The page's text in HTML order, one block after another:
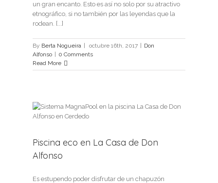
un gran encanto. Esto es así no solo por su atractivo
etnográfico, si no también por las leyendas que la
rodean. [...]
By Berta Nogueira octubre 16th, 2017
Don
Alfonso
0 Comments
Read More
Piscina eco en La Casa de Don
Alfonso
Es estupendo poder disfrutar de un chapuzón